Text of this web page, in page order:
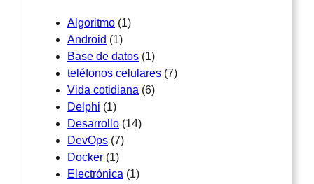
Algoritmo (1)
Android (1)
Base de datos (1)
teléfonos celulares (7)
Vida cotidiana (6)
Delphi (1)
Desarrollo (14)
DevOps (7)
Docker (1)
Electrónica (1)